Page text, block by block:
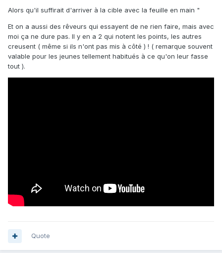
Alors qu'il suffirait d'arriver à la cible avec la feuille en main "
Et on a aussi des rêveurs qui essayent de ne rien faire, mais avec
moi ça ne dure pas. Il y en a 2 qui notent les points, les autres
creusent ( même si ils n'ont pas mis à côté ) ! ( remarque souvent
valable pour les jeunes tellement habitués à ce qu'on leur fasse
tout ).
Quote